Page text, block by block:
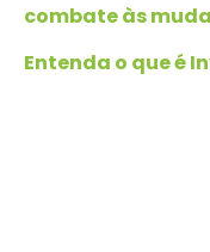
combate às
Entenda o que é